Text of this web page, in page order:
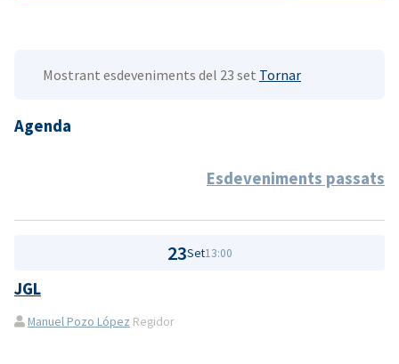
Mostrant esdeveniments del 23 set Tornar
Agenda
Esdeveniments passats
23Set13:00
JGL
Manuel Pozo López Regidor